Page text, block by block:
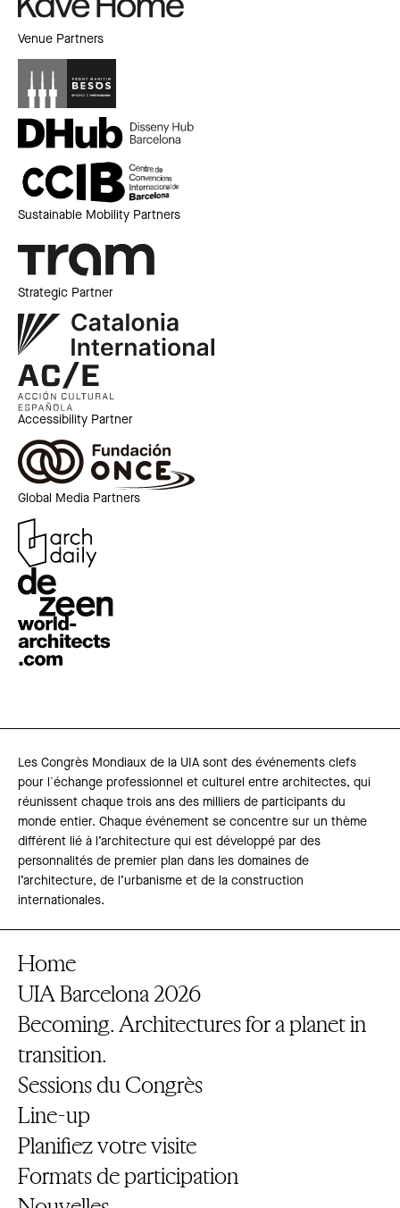
Venue Partners
Sustainable Mobility Partners
Strategic Partner
Accessibility Partner
Global Media Partners
Les Congrès Mondiaux de la UIA sont des événements clefs
pour l´échange professionnel et culturel entre architectes, qui
réunissent chaque trois ans des milliers de participants du
monde entier. Chaque événement se concentre sur un thème
différent lié à l’architecture qui est développé par des
personnalités de premier plan dans les domaines de
l’architecture, de l’urbanisme et de la construction
internationales.
Home
UIA Barcelona 2026
Becoming. Architectures for a planet in
transition.
Sessions du Congrès
Line-up
Planifiez votre visite
Formats de participation